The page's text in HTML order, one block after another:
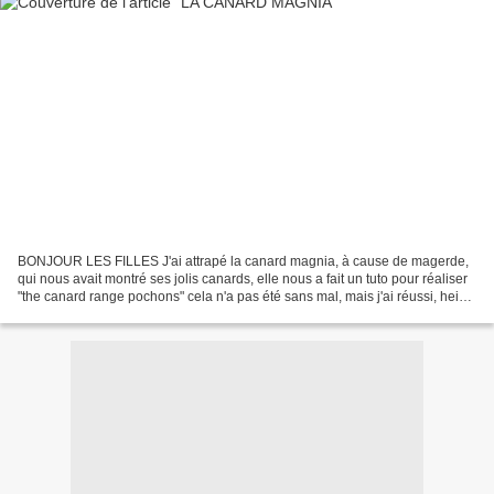
BONJOUR LES FILLES J'ai attrapé la canard magnia, à cause de magerde,
qui nous avait montré ses jolis canards, elle nous a fait un tuto pour réaliser
"the canard range pochons" cela n'a pas été sans mal, mais j'ai réussi, hein